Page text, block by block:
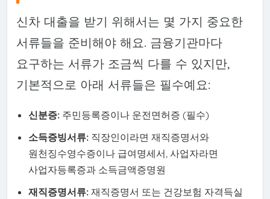
신차 대출을 받기 위해서는 몇 가지 중요한
서류들을 준비해야 해요. 금융기관마다
요구하는 서류가 조금씩 다를 수 있지만,
기본적으로 아래 서류들은 필수예요:
신분증: 주민등록증이나 운전면허증 (필수)
소득증빙서류: 직장인이라면 재직증명서와
원천징수영수증이나 급여명세서, 사업자라면
사업자등록증과 소득금액증명원
재직증명서류: 재직증명서 또는 건강보험 자격득실